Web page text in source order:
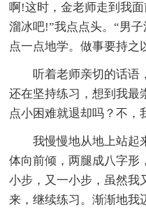
啊!这时，金老师走到我
溜冰吧!”我点点头。“男
点一点地学。做事要持之
听着老师亲切的话语
还在坚持练习，想到我最
点小困难就退却吗？不，
我慢慢地从地上站起
体向前倾，两腿成八字形
小步，又一小步，虽然我
来，继续练习。渐渐地我